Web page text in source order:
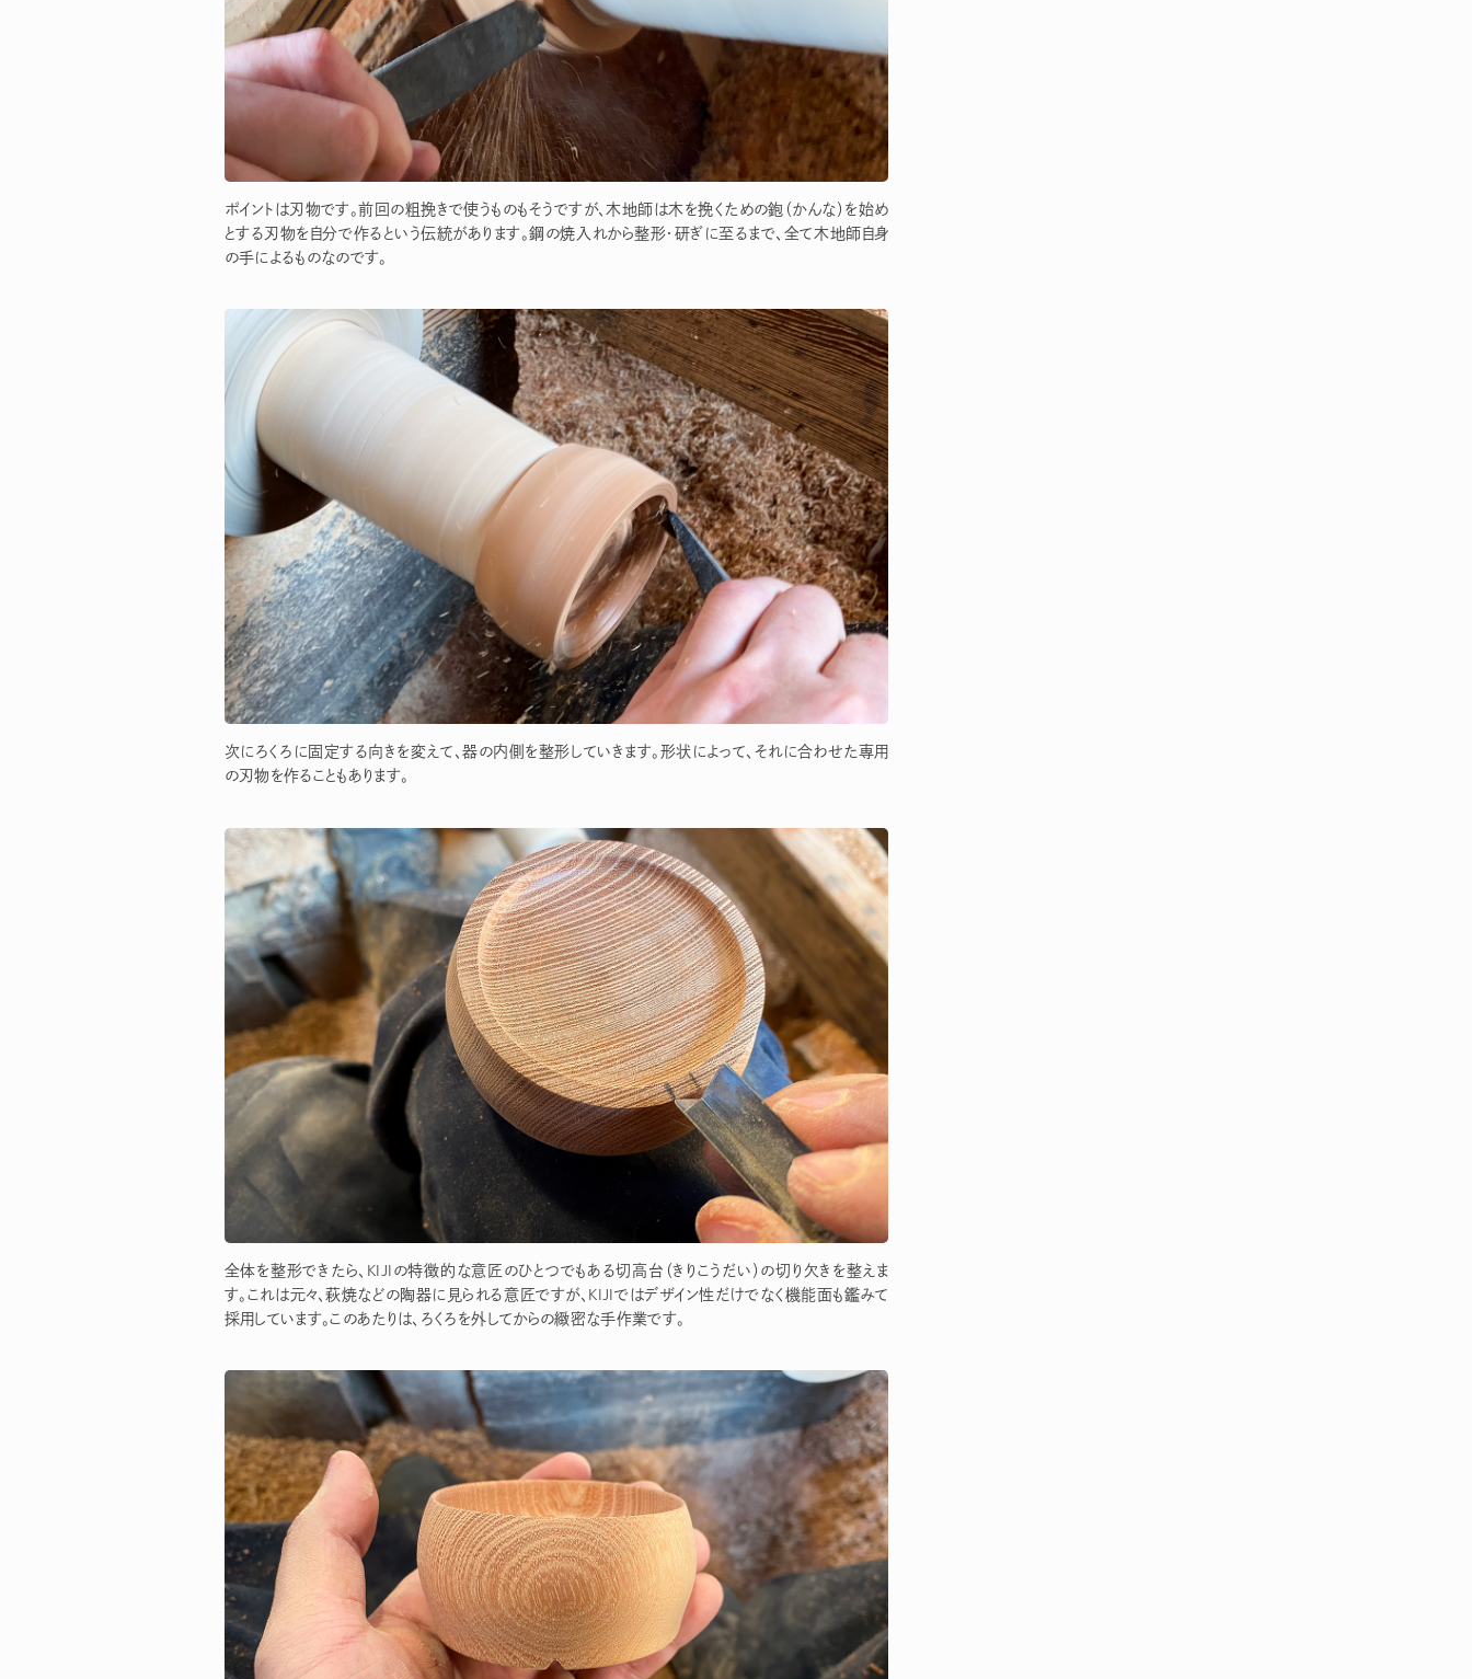
ポイントは刃物です。前回の粗挽きで使うものもそうですが、木地師は木を挽くための鉋（かんな）を始め
とする刃物を自分で作るという伝統があります。鋼の焼入れから整形・研ぎに至るまで、全て木地師自身
の手によるものなのです。
次にろくろに固定する向きを変えて、器の内側を整形していきます。形状によって、それに合わせた専用
の刃物を作ることもあります。
全体を整形できたら、KIJIの特徴的な意匠のひとつでもある切高台（きりこうだい）の切り欠きを整えま
す。これは元々、萩焼などの陶器に見られる意匠ですが、KIJIではデザイン性だけでなく機能面も鑑みて
採用しています。このあたりは、ろくろを外してからの緻密な手作業です。